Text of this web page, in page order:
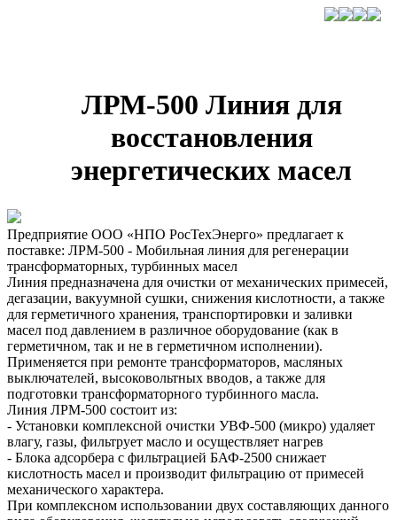
ЛРМ-500 Линия для
восстановления
энергетических масел
Предприятие ООО «НПО РосТехЭнерго» предлагает к
поставке: ЛРМ-500 - Мобильная линия для регенерации
трансформаторных, турбинных масел
Линия предназначена для очистки от механических примесей,
дегазации, вакуумной сушки, снижения кислотности, а также
для герметичного хранения, транспортировки и заливки
масел под давлением в различное оборудование (как в
герметичном, так и не в герметичном исполнении).
Применяется при ремонте трансформаторов, масляных
выключателей, высоковольтных вводов, а также для
подготовки трансформаторного турбинного масла.
Линия ЛРМ-500 состоит из:
- Установки комплексной очистки УВФ-500 (микро) удаляет
влагу, газы, фильтрует масло и осуществляет нагрев
- Блока адсорбера с фильтрацией БАФ-2500 снижает
кислотность масел и производит фильтрацию от примесей
механического характера.
При комплексном использовании двух составляющих данного